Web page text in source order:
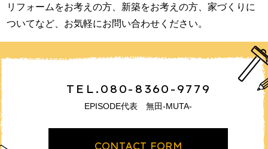
リフォームをお考えの方、新築をお考えの方、家づくりに
ついてなど、お気軽にお問い合わせください。
TEL.080-8360-9779
EPISODE代表 無田-MUTA-
CONTACT FORM